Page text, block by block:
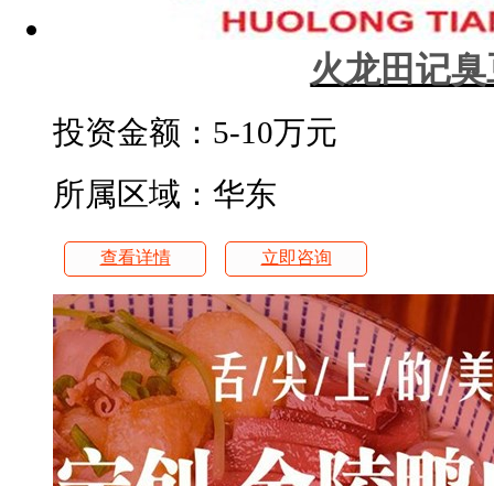
火龙田记
投资金额： 5-10万元
所属区域：华东
查看详情 立即咨询